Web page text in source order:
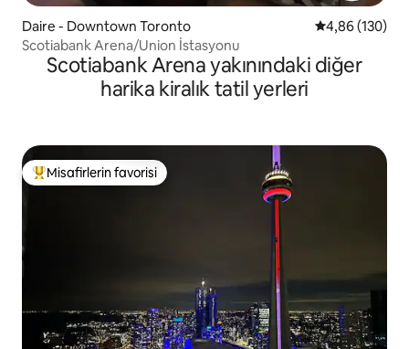
Daire - Downtown Toronto 5 üzerinden
4,86 (130)
Scotiabank Arena/Union İstasyonu
Scotiabank Arena yakınındaki diğer
harika kiralık tatil yerleri
Misafirlerin favorilerinden en beğenilenler arasında
Misafirlerin favorisi